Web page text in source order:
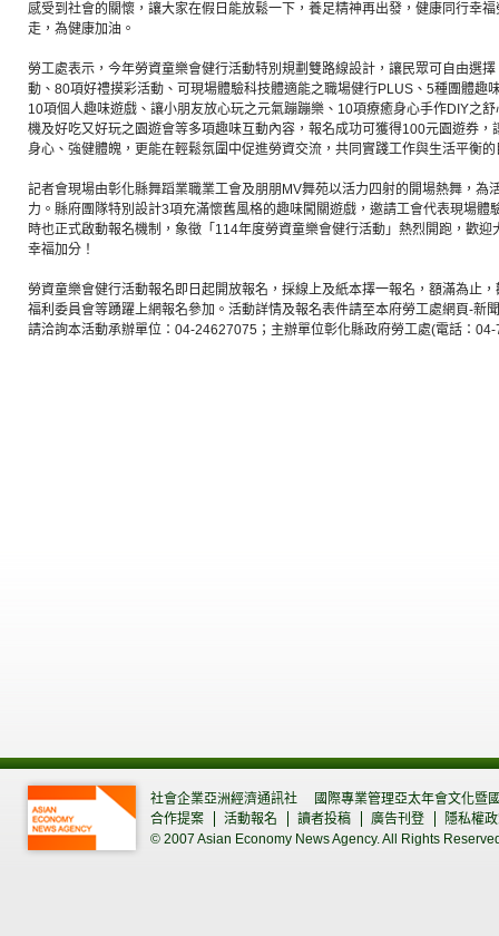
感受到社會的關懷，讓大家在假日能放鬆一下，養足精神再出發，健康同行幸
走，為健康加油。
勞工處表示，今年勞資童樂會健行活動特別規劃雙路線設計，讓民眾可自由選
動、80項好禮摸彩活動、可現場體驗科技體適能之職場健行PLUS、5種團體趣
10項個人趣味遊戲、讓小朋友放心玩之元氣蹦蹦樂、10項療癒身心手作DIY之
機及好吃又好玩之園遊會等多項趣味互動內容，報名成功可獲得100元園遊券
身心、強健體魄，更能在輕鬆氛圍中促進勞資交流，共同實踐工作與生活平衡的
記者會現場由彰化縣舞蹈業職業工會及朋朋MV舞苑以活力四射的開場熱舞，為
力。縣府團隊特別設計3項充滿懷舊風格的趣味闖關遊戲，邀請工會代表現場體
時也正式啟動報名機制，象徵「114年度勞資童樂會健行活動」熱烈開跑，歡
幸福加分！
勞資童樂會健行活動報名即日起開放報名，採線上及紙本擇一報名，額滿為止
福利委員會等踴躍上網報名參加。活動詳情及報名表件請至本府勞工處網頁-新
請洽詢本活動承辦單位：04-24627075；主辦單位彰化縣政府勞工處(電話：
社會企業亞洲經濟通訊社
國際專業管理亞太年會文化暨
合作提案
活動報名 讀者投稿 廣告刊登
隱私權
© 2007 Asian Economy News Agency. All Rights